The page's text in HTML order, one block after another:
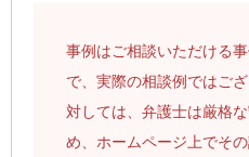
事例はご相談いただける
で、実際の相談例ではご
対しては、弁護士は厳格
め、ホームページ上でそ